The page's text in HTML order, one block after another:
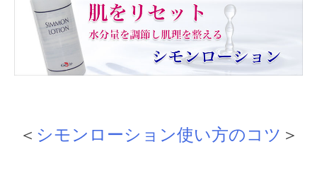
＜ シモンローション使い方のコツ ＞